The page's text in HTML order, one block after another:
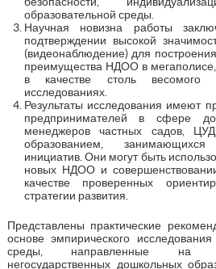
образовательной среды.
Научная новизна работы
подтверждении высокой
(видеонаблюдение) для
преимущества НДОО в
в качестве столь весомого
исследованиях.
Результаты исследования имеют
предпринимателей в сфере
менеджеров частных садов,
образованием,
инициатив. Они могут быть
новых НДОО и
качестве проверенных
стратегии развития.
Представлены практические
основе эмпирического
среды, направленные на
негосударственных дошкольных